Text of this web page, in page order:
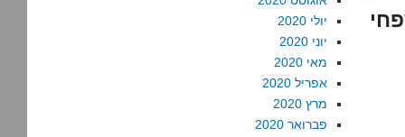
יולי 2020
יוני 2020
מאי 2020
אפריל 2020
מרץ 2020
פברואר 2020